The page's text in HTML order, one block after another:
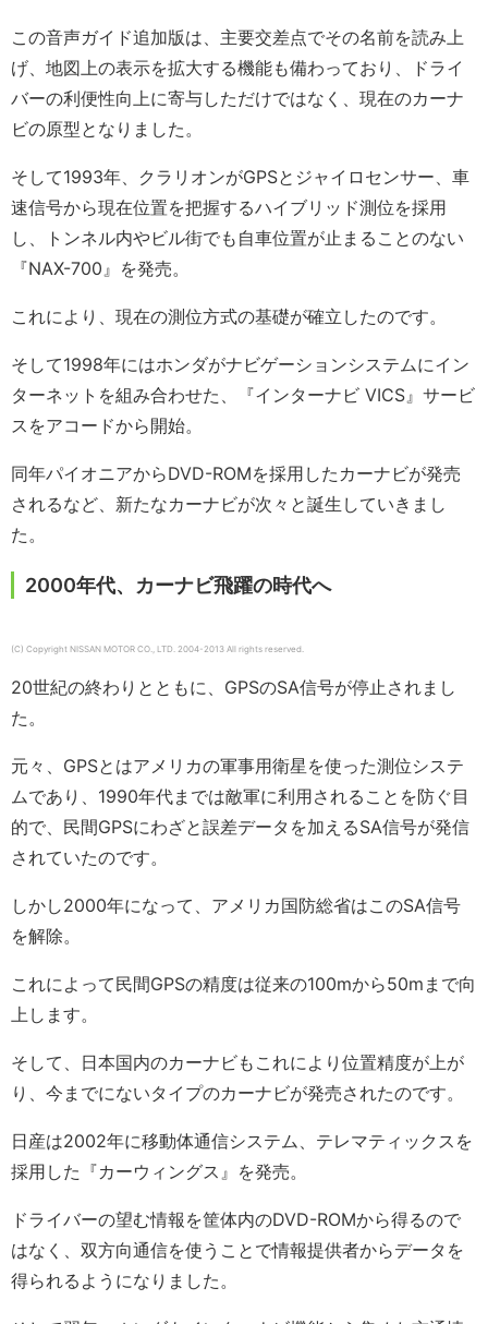
この音声ガイド追加版は、主要交差点でその名前を読み上
げ、地図上の表示を拡大する機能も備わっており、ドライ
バーの利便性向上に寄与しただけではなく、現在のカーナ
ビの原型となりました。
そして1993年、クラリオンがGPSとジャイロセンサー、車
速信号から現在位置を把握するハイブリッド測位を採用
し、トンネル内やビル街でも自車位置が止まることのない
『NAX-700』を発売。
これにより、現在の測位方式の基礎が確立したのです。
そして1998年にはホンダがナビゲーションシステムにイン
ターネットを組み合わせた、『インターナビ VICS』サービ
スをアコードから開始。
同年パイオニアからDVD-ROMを採用したカーナビが発売
されるなど、新たなカーナビが次々と誕生していきまし
た。
2000年代、カーナビ飛躍の時代へ
(C) Copyright NISSAN MOTOR CO., LTD. 2004-2013 All rights reserved.
20世紀の終わりとともに、GPSのSA信号が停止されまし
た。
元々、GPSとはアメリカの軍事用衛星を使った測位システ
ムであり、1990年代までは敵軍に利用されることを防ぐ目
的で、民間GPSにわざと誤差データを加えるSA信号が発信
されていたのです。
しかし2000年になって、アメリカ国防総省はこのSA信号
を解除。
これによって民間GPSの精度は従来の100mから50mまで向
上します。
そして、日本国内のカーナビもこれにより位置精度が上が
り、今までにないタイプのカーナビが発売されたのです。
日産は2002年に移動体通信システム、テレマティックスを
採用した『カーウィングス』を発売。
ドライバーの望む情報を筐体内のDVD-ROMから得るので
はなく、双方向通信を使うことで情報提供者からデータを
得られるようになりました。